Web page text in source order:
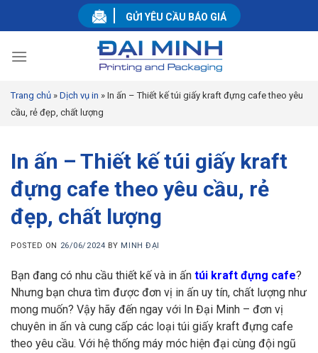
GỬI YÊU CẦU BÁO GIÁ
Trang chủ » Dịch vụ in » In ấn – Thiết kế túi giấy kraft đựng cafe theo yêu
cầu, rẻ đẹp, chất lượng
In ấn – Thiết kế túi giấy kraft
đựng cafe theo yêu cầu, rẻ
đẹp, chất lượng
POSTED ON 26/06/2024 BY MINH ĐẠI
Bạn đang có nhu cầu thiết kế và in ấn túi kraft đựng cafe?
Nhưng bạn chưa tìm được đơn vị in ấn uy tín, chất lượng như
mong muốn? Vậy hãy đến ngay với In Đại Minh – đơn vị
chuyên in ấn và cung cấp các loại túi giấy kraft đựng cafe
theo yêu cầu. Với hệ thống máy móc hiện đại cùng đội ngũ